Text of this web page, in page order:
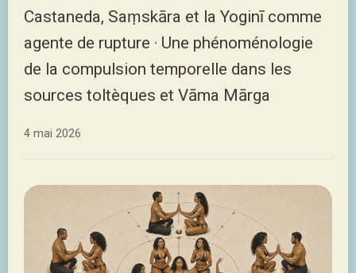
Castaneda, Saṃskāra et la Yoginī comme
agente de rupture · Une phénoménologie
de la compulsion temporelle dans les
sources toltèques et Vāma Mārga
4 mai 2026